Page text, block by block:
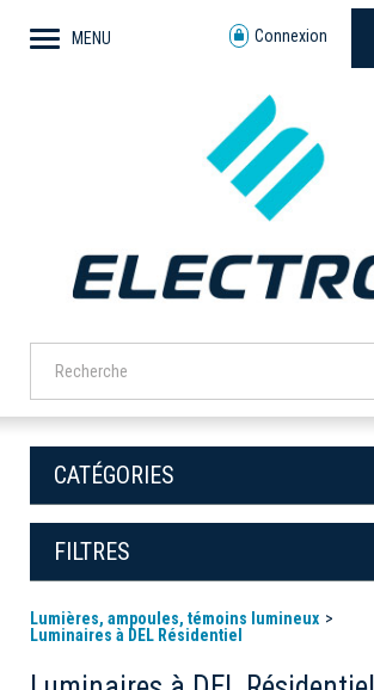
MENU Connexion
CATÉGORIES
FILTRES
Lumières, ampoules, témoins lumineux
Luminaires à DEL Résidentiel